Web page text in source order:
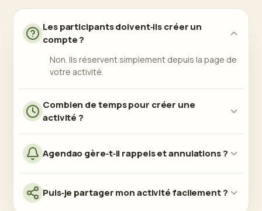
Les participants doivent‑ils créer un
compte ?
Non. Ils réservent simplement depuis la page de
votre activité.
Combien de temps pour créer une
activité ?
Agendao gère‑t‑il rappels et annulations ?
Puis‑je partager mon activité facilement ?